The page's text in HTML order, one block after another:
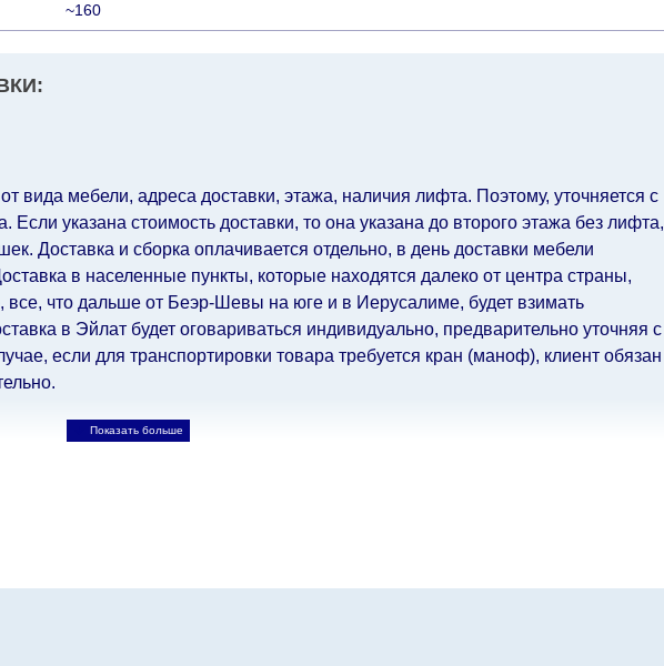
~160
вида мебели, адреса доставки, этажа, наличия лифта. Поэтому, уточняется с
указана стоимость доставки, то она указана до второго этажа без лифта,
Доставка и сборка оплачивается отдельно, в день доставки мебели
в населенные пункты, которые находятся далеко от центра страны,
все, что дальше от Беэр-Шевы на юге и в Иерусалиме, будет взимать
в Эйлат будет оговариваться индивидуально, предварительно уточняя с
если для транспортировки товара требуется кран (маноф), клиент обязан
праздничные вечера и праздничные дни) от даты получения оплаты от
либо задержки.